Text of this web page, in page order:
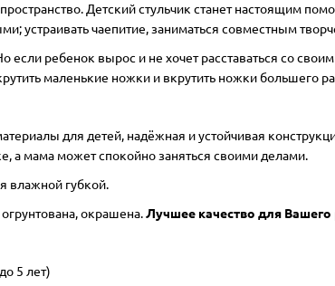
Детский стульчик станет настоящим
чаепитие, заниматься совместным
если ребенок вырос и не хочет расставаться со
маленькие ножки и вкрутить ножки большего
для детей, надёжная и устойчивая
а мама может спокойно заняться своими делами.
влажной губкой.
окрашена.Лучшее качество для Вашего
5 лет)